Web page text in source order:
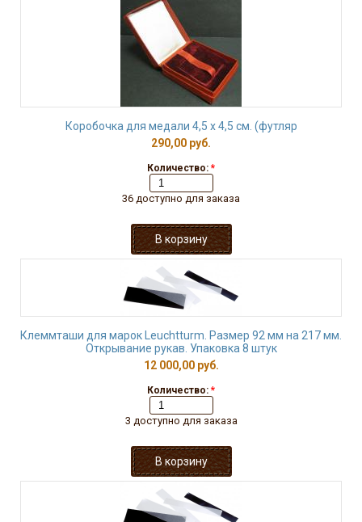
Коробочка для медали 4,5 х 4,5 см. (футляр
290,00 руб.
Количество: *
36 доступно для заказа
Клеммташи для марок Leuchtturm. Размер 92 мм на 217 мм.
Открывание рукав. Упаковка 8 штук
12 000,00 руб.
Количество: *
3 доступно для заказа